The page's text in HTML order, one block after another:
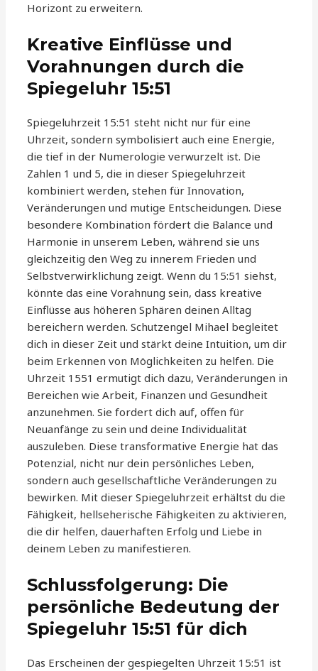
Horizont zu erweitern.
Kreative Einflüsse und
Vorahnungen durch die
Spiegeluhr 15:51
Spiegeluhrzeit 15:51 steht nicht nur für eine
Uhrzeit, sondern symbolisiert auch eine Energie,
die tief in der Numerologie verwurzelt ist. Die
Zahlen 1 und 5, die in dieser Spiegeluhrzeit
kombiniert werden, stehen für Innovation,
Veränderungen und mutige Entscheidungen. Diese
besondere Kombination fördert die Balance und
Harmonie in unserem Leben, während sie uns
gleichzeitig den Weg zu innerem Frieden und
Selbstverwirklichung zeigt. Wenn du 15:51 siehst,
könnte das eine Vorahnung sein, dass kreative
Einflüsse aus höheren Sphären deinen Alltag
bereichern werden. Schutzengel Mihael begleitet
dich in dieser Zeit und stärkt deine Intuition, um dir
beim Erkennen von Möglichkeiten zu helfen. Die
Uhrzeit 1551 ermutigt dich dazu, Veränderungen in
Bereichen wie Arbeit, Finanzen und Gesundheit
anzunehmen. Sie fordert dich auf, offen für
Neuanfänge zu sein und deine Individualität
auszuleben. Diese transformative Energie hat das
Potenzial, nicht nur dein persönliches Leben,
sondern auch gesellschaftliche Veränderungen zu
bewirken. Mit dieser Spiegeluhrzeit erhältst du die
Fähigkeit, hellseherische Fähigkeiten zu aktivieren,
die dir helfen, dauerhaften Erfolg und Liebe in
deinem Leben zu manifestieren.
Schlussfolgerung: Die
persönliche Bedeutung der
Spiegeluhr 15:51 für dich
Das Erscheinen der gespiegelten Uhrzeit 15:51 ist